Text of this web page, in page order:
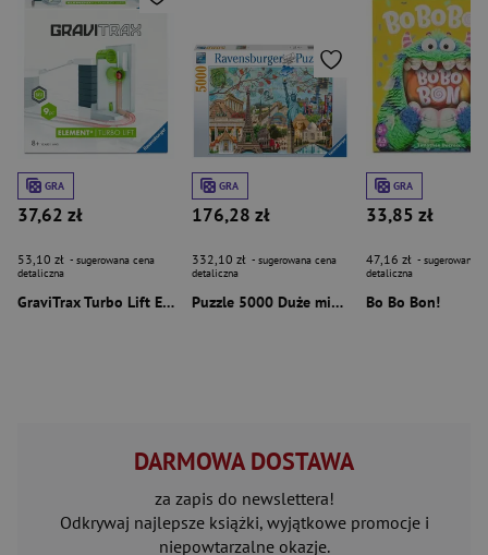
GRA
37,62 zł
53,10 zł - sugerowana cena
detaliczna
GraviTrax Turbo Lift Element
GRA
176,28 zł
332,10 zł - sugerowana cena
detaliczna
Puzzle 5000 Duże miasto
GRA
33,85 zł
47,16 zł - sugerowana
detaliczna
Bo Bo Bon!
DARMOWA DOSTAWA
za zapis do newslettera!
Odkrywaj najlepsze książki, wyjątkowe promocje i
niepowtarzalne okazje.